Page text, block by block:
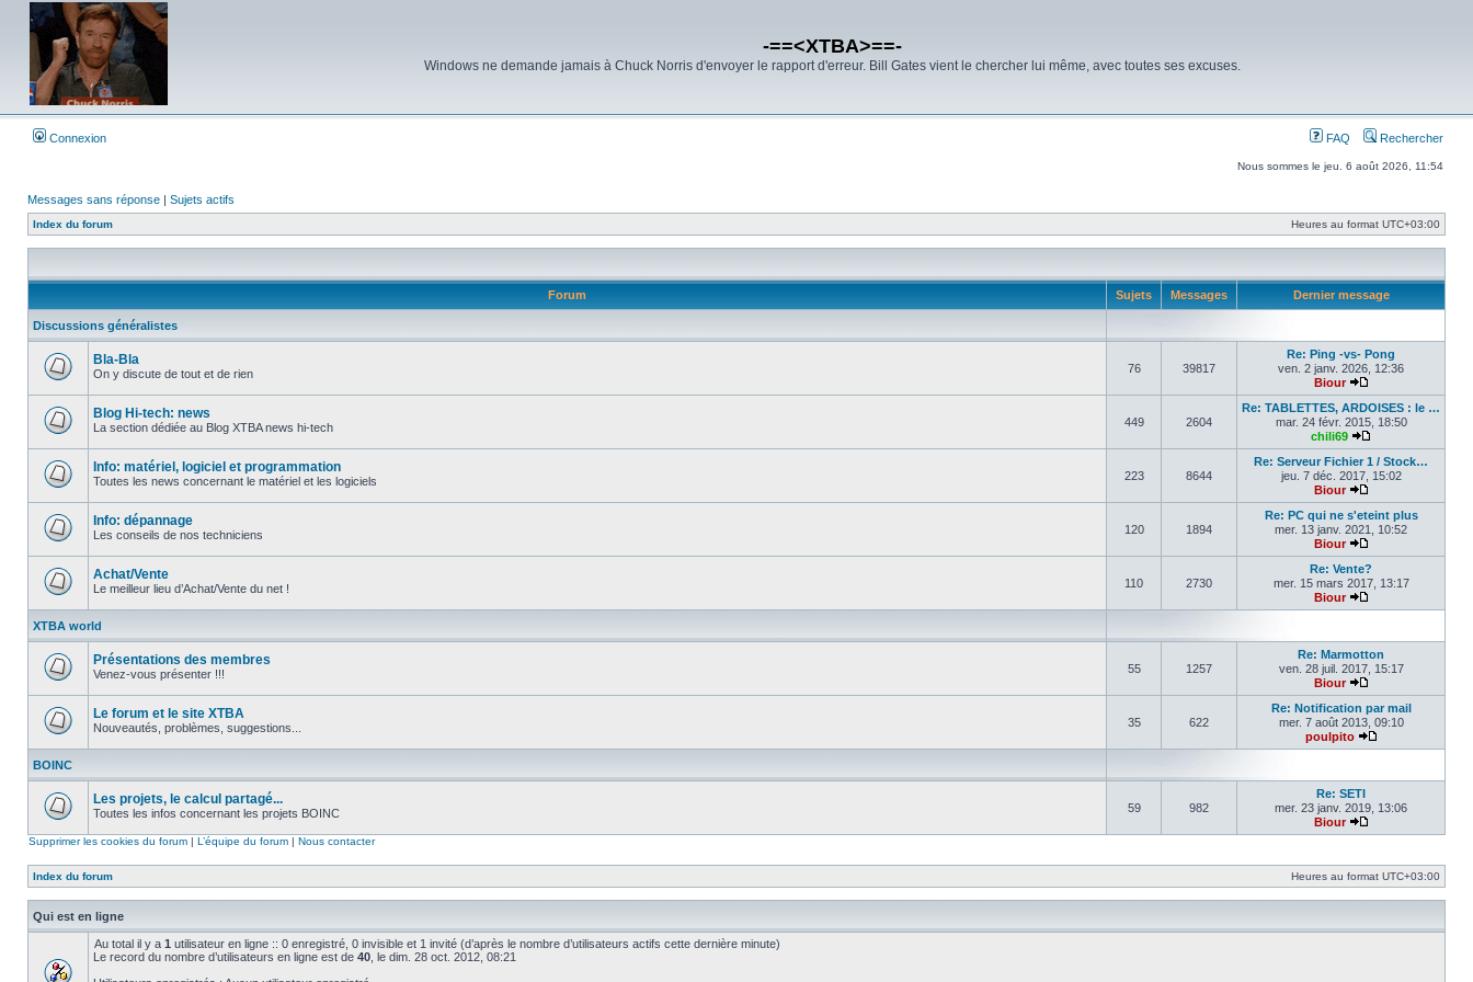
-==<XTBA>==-
Windows ne demande jamais à Chuck Norris d'envoyer le rapport d'erreur. Bill Gates vient le chercher lui même, avec toutes ses excuses.
Connexion FAQ Rechercher
Nous sommes le jeu. 6 août 2026, 11:54
Messages sans réponse | Sujets actifs
Index du forum Heures au format UTC+03:00
Forum Sujets Messages Dernier message
Discussions généralistes
message
non
Bla-Bla
On y discute de tout et de rien 76 39817
Re: Ping -vs- Pong
ven. 2 janv. 2026, 12:36
Biour
Voir le dernier
message
non
Blog Hi-tech: news
La section dédiée au Blog XTBA news hi-tech 449 2604
Re: TABLETTES, ARDOISES : le …
mar. 24 févr. 2015, 18:50
chili69
Voir le dernier
message
non
Info: matériel, logiciel et programmation
Toutes les news concernant le matériel et les logiciels 223 8644
Re: Serveur Fichier 1 / Stock…
jeu. 7 déc. 2017, 15:02
Biour
Voir le dernier
message
non
Info: dépannage
Les conseils de nos techniciens 120 1894
Re: PC qui ne s'eteint plus
mer. 13 janv. 2021, 10:52
Biour
Voir le dernier
message
non
lu
Achat/Vente
Le meilleur lieu d’Achat/Vente du net ! 110 2730
Re: Vente?
mer. 15 mars 2017, 13:17
Biour
Voir le dernier
XTBA world
message
non
Présentations des membres
Venez-vous présenter !!! 55 1257
Re: Marmotton
ven. 28 juil. 2017, 15:17
Biour
Voir le dernier
message
lu
Le forum et le site XTBA
Nouveautés, problèmes, suggestions... 35 622
Re: Notification par mail
mer. 7 août 2013, 09:10
poulpito
Voir le dernier
BOINC
message
Les projets, le calcul partagé...
Toutes les infos concernant les projets BOINC 59 982
Re: SETI
mer. 23 janv. 2019, 13:06
Biour
Voir le dernier
Supprimer les cookies du forum | L’équipe du forum | Nous contacter
Index du forum Heures au format UTC+03:00
Qui est en ligne
Au total il y a 1 utilisateur en ligne :: 0 enregistré, 0 invisible et 1 invité (d’après le nombre d’utilisateurs actifs cette dernière minute)
Le record du nombre d’utilisateurs en ligne est de 40 , le dim. 28 oct. 2012, 08:21